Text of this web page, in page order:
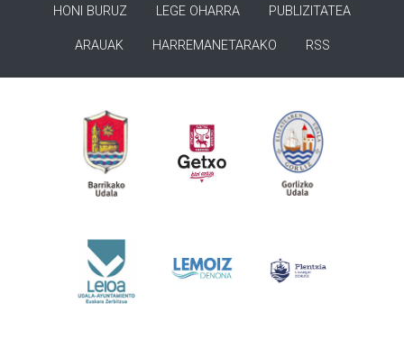
HONI BURUZ LEGE OHARRA PUBLIZITATEA
ARAUAK HARREMANETARAKO RSS